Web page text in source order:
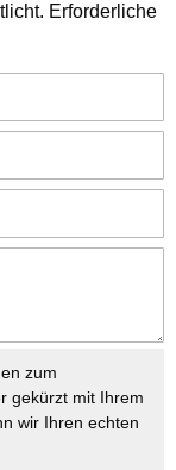
Erforderliche
zum
gekürzt mit Ihrem
wir Ihren echten